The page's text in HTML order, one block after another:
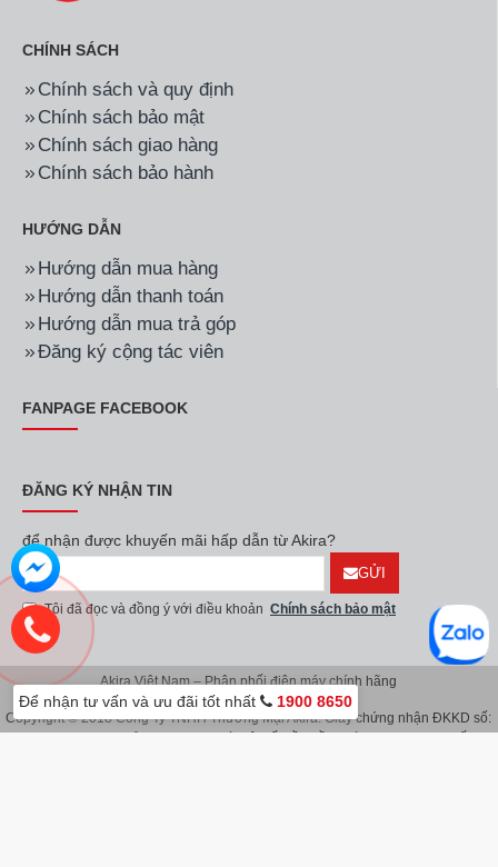
CHÍNH SÁCH
Chính sách và quy định
Chính sách bảo mật
Chính sách giao hàng
Chính sách bảo hành
HƯỚNG DẪN
Hướng dẫn mua hàng
Hướng dẫn thanh toán
Hướng dẫn mua trả góp
Đăng ký cộng tác viên
FANPAGE FACEBOOK
ĐĂNG KÝ NHẬN TIN
để nhận được khuyến mãi hấp dẫn từ Akira?
GỬI
Tôi đã đọc và đồng ý với điều khoản Chính sách bảo mật
Akira Việt Nam – Phân phối điện máy chính hãng
Copyright © 2018 Công Ty TNHH Thương Mại Akira. Giấy chứng nhận ĐKKD số:
Để nhận tư vấn và ưu đãi tốt nhất 1900 8650